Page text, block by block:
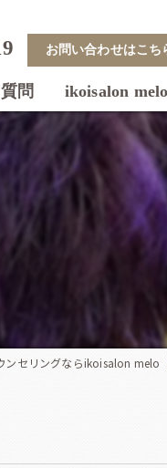
お問い合わせはこち
問 ikoisalon
フェイシャル
着付け
ンセリングならikoisalon melo